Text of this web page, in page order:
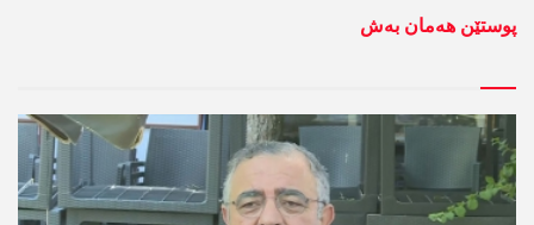
پوستێن ھەمان بەش